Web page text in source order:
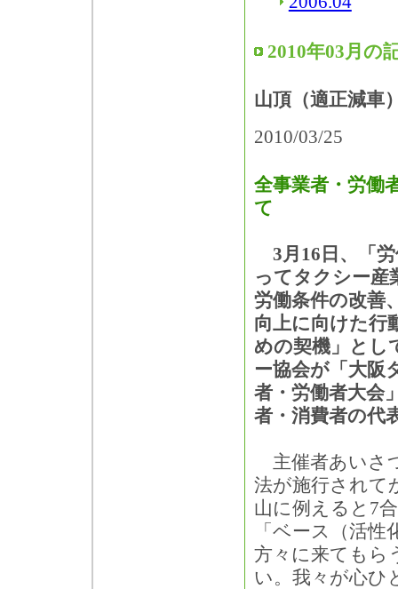
2010年03月の
山頂（適正減車
2010/03/25
全事業者・労働
て
3月16日、「
ってタクシー産
労働条件の改善
向上に向けた行
めの契機」とし
ー協会が「大阪
者・労働者大会
者・消費者の代
主催者あいさ
法が施行されて
山に例えると7
「ベース（活
方々に来てもら
い。我々が心ひ